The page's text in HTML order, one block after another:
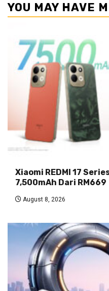
YOU MAY HAVE
Xiaomi REDMI 17
7,500mAh Dari RM669
August 8, 2026